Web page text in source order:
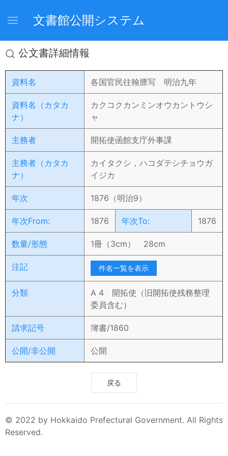
文書館公開システム
公文書詳細情報
資料名 各国官民往翰謄写 明治九年
資料名（カタカ
ナ）
カクコクカンミンオウカントウシ
ャ
主務者 開拓使函館支庁外事課
主務者（カタカ
ナ）
カイタクシ，ハコダテシチョウガ
イジカ
年次 1876（明治9）
年次From: 1876 年次To: 1876
数量/形態 1冊（3cm） 28cm
注記 件名一覧を表示
分類
A 4 開拓使（旧開拓使残務整理
委員含む）
請求記号 簿書/1860
公開/非公開 公開
戻る
© 2022 by Hokkaido Prefectural Government. All Rights
Reserved.